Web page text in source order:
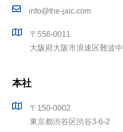
info@the-jaic.com
〒556-0011
大阪府大阪市浪速区難波
本社
〒150-0002
東京都渋谷区渋谷3-6-2